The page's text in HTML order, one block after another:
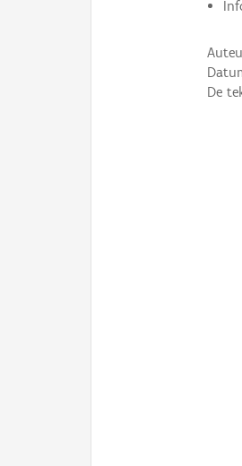
De